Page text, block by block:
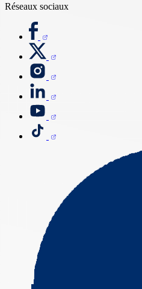
Réseaux sociaux